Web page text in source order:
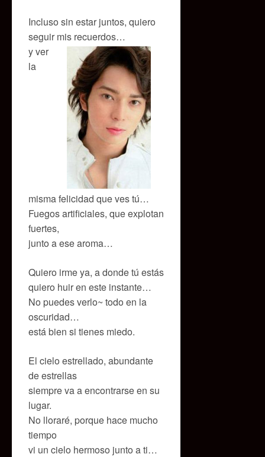
Incluso sin estar juntos, quiero
seguir mis recuerdos…
y ver
la
misma felicidad que ves tú…
Fuegos artificiales, que explotan
fuertes,
junto a ese aroma…
Quiero irme ya, a donde tú estás
quiero huir en este instante…
No puedes verlo~ todo en la
oscuridad…
está bien si tienes miedo.
El cielo estrellado, abundante
de estrellas
siempre va a encontrarse en su
lugar.
No lloraré, porque hace mucho
tiempo
vi un cielo hermoso junto a ti…